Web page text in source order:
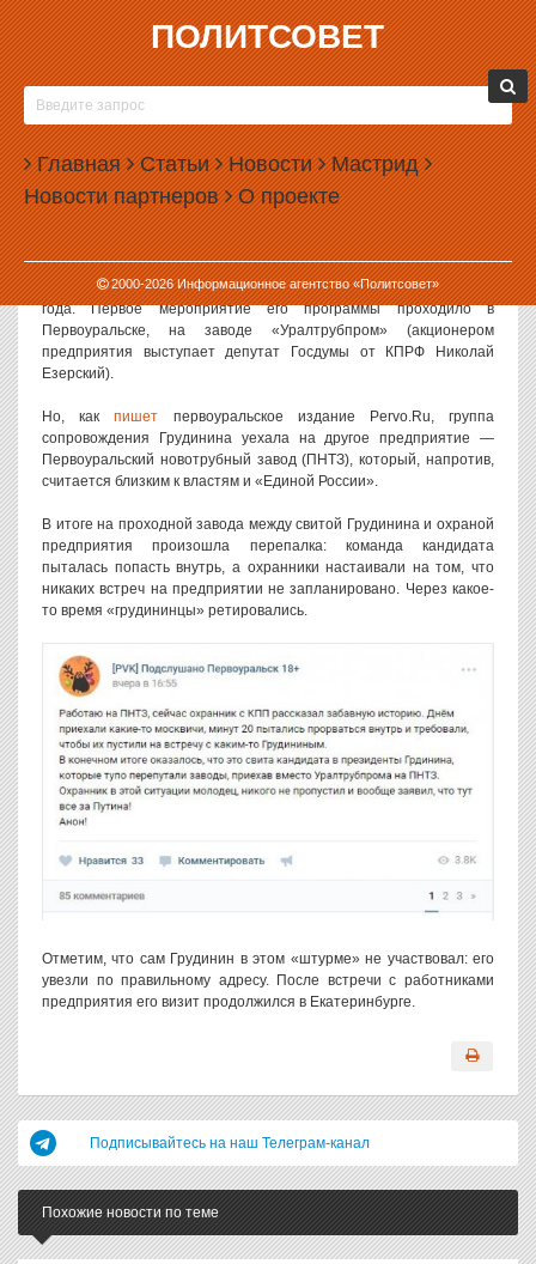
ПОЛИТСОВЕТ
Главная Статьи Новости Мастрид
Новости партнеров О проекте
2000-2026Информационное агентство «Политсовет»
02.02.2018, 16:07
КОМАНДА ГРУДИНИНА ПЕРЕПУТАЛА
УРАЛЬСКИЕ ЗАВОДЫ
Визит кандидата КПРФ Павла Грудинина в Свердловскую область
не обошелся без курьеза. Его команда перепутала заводы и
приехала совсем не туда, где была намечена встреча с
кандидатом.
Грудинин приезжал в Свердловскую область 1 февраля 2018
года. Первое мероприятие его программы проходило в
Первоуральске, на заводе «Уралтрубпром» (акционером
предприятия выступает депутат Госдумы от КПРФ Николай
Езерский).
Но, какпишет первоуральское издание Pervo.Ru, группа
сопровождения Грудинина уехала на другое предприятие —
Первоуральский новотрубный завод (ПНТЗ), который, напротив,
считается близким к властям и «Единой России».
В итоге на проходной завода между свитой Грудинина и охраной
предприятия произошла перепалка: команда кандидата
пыталась попасть внутрь, а охранники настаивали на том, что
никаких встреч на предприятии не запланировано. Через какое-
то время «грудининцы» ретировались.
Отметим, что сам Грудинин в этом «штурме» не участвовал: его
увезли по правильному адресу. После встречи с работниками
предприятия его визит продолжился в Екатеринбурге.
Подписывайтесь на наш Телеграм-канал
Похожие новости по теме